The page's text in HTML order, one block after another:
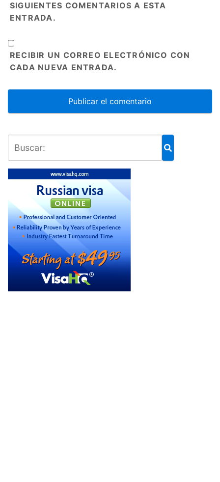
SIGUIENTES COMENTARIOS A ESTA
ENTRADA.
RECIBIR UN CORREO ELECTRÓNICO CON
CADA NUEVA ENTRADA.